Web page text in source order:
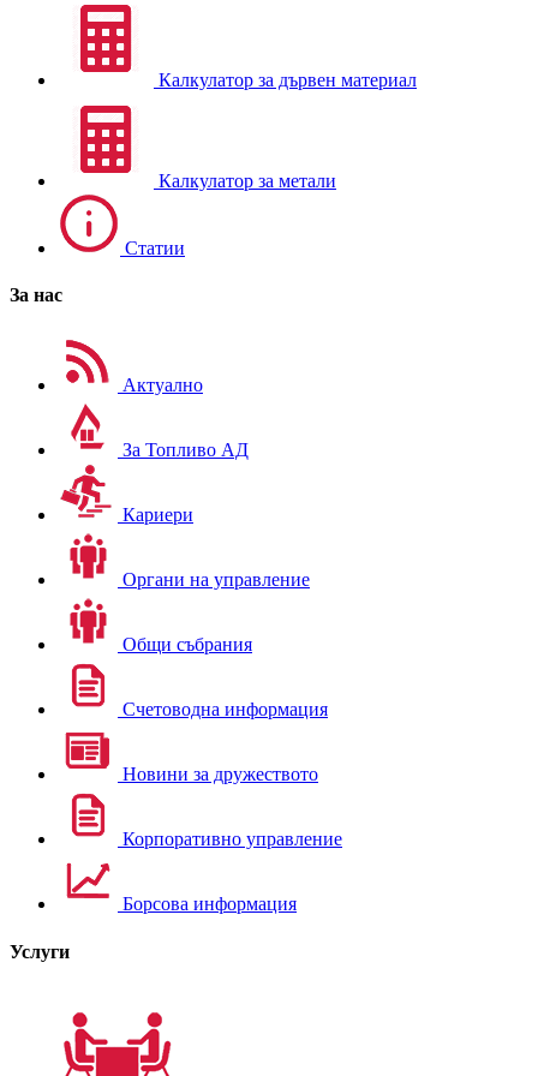
Калкулатор за дървен материал
Калкулатор за метали
Статии
За нас
Актуално
За Топливо АД
Кариери
Органи на управление
Общи събрания
Счетоводна информация
Новини за дружеството
Корпоративно управление
Борсова информация
Услуги